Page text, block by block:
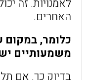
לאמנויות. זה
האחרים.
כלומר, במקום
משמעותיים
בדיוק כך. אם